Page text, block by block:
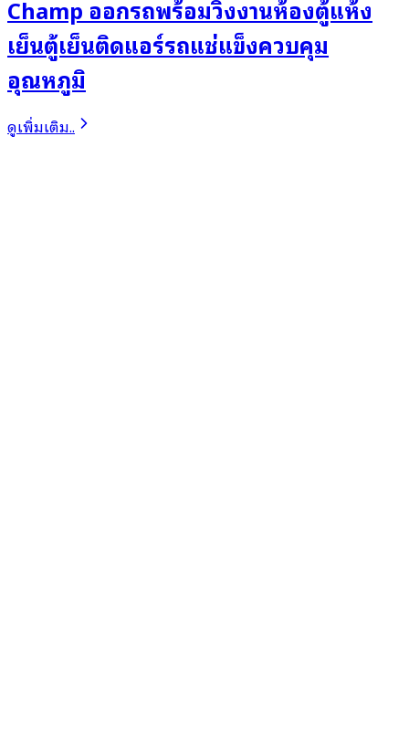
Champ ออกรถพร้อมวิ่งงานห้องตู้แห้ง
เย็นตู้เย็นติดแอร์รถแช่แข็งควบคุม
อุณหภูมิ
ดูเพิ่มเติม..